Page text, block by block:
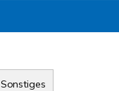
Sonstiges